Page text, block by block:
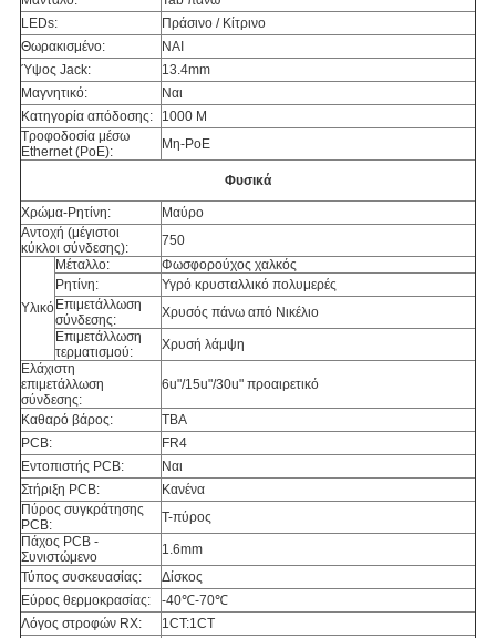
LEDs:
Πράσινο / Κίτρινο
Θωρακισμένο:
ΝΑΙ
Ύψος Jack:
13.4mm
Μαγνητικό:
Ναι
Κατηγορία απόδοσης:
1000 M
Τροφοδοσία μέσω
Ethernet (PoE):
Μη-PoE
Φυσικά
Χρώμα-Ρητίνη:
Μαύρο
Αντοχή (μέγιστοι
κύκλοι σύνδεσης):
750
Υλικό
Μέταλλο:
Φωσφορούχος χαλκός
Ρητίνη:
Υγρό κρυσταλλικό πολυμερές
Επιμετάλλωση
σύνδεσης:
Χρυσός πάνω από Νικέλιο
Επιμετάλλωση
τερματισμού:
Χρυσή λάμψη
Ελάχιστη
επιμετάλλωση
σύνδεσης:
6u"/15u"/30u" προαιρετικό
Καθαρό βάρος:
TBA
PCB:
FR4
Εντοπιστής PCB:
Ναι
Στήριξη PCB:
Κανένα
Πύρος συγκράτησης
PCB:
T-πύρος
Πάχος PCB -
Συνιστώμενο
1.6mm
Τύπος συσκευασίας:
Δίσκος
Εύρος θερμοκρασίας:
-40℃-70℃
Λόγος στροφών RX:
1CT:1CT